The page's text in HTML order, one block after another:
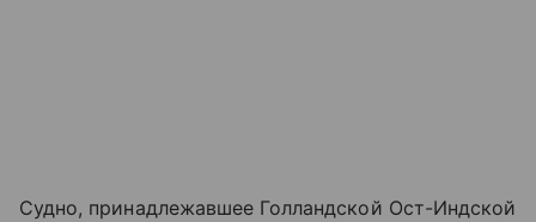
Судно, принадлежавшее Голландской Ост-Индской